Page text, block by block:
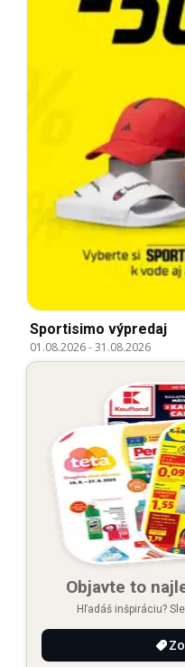
Sportisimo výpredaj
01.08.2026-31.08.2026
Objavte to
Hľadáš inšpiráciu?